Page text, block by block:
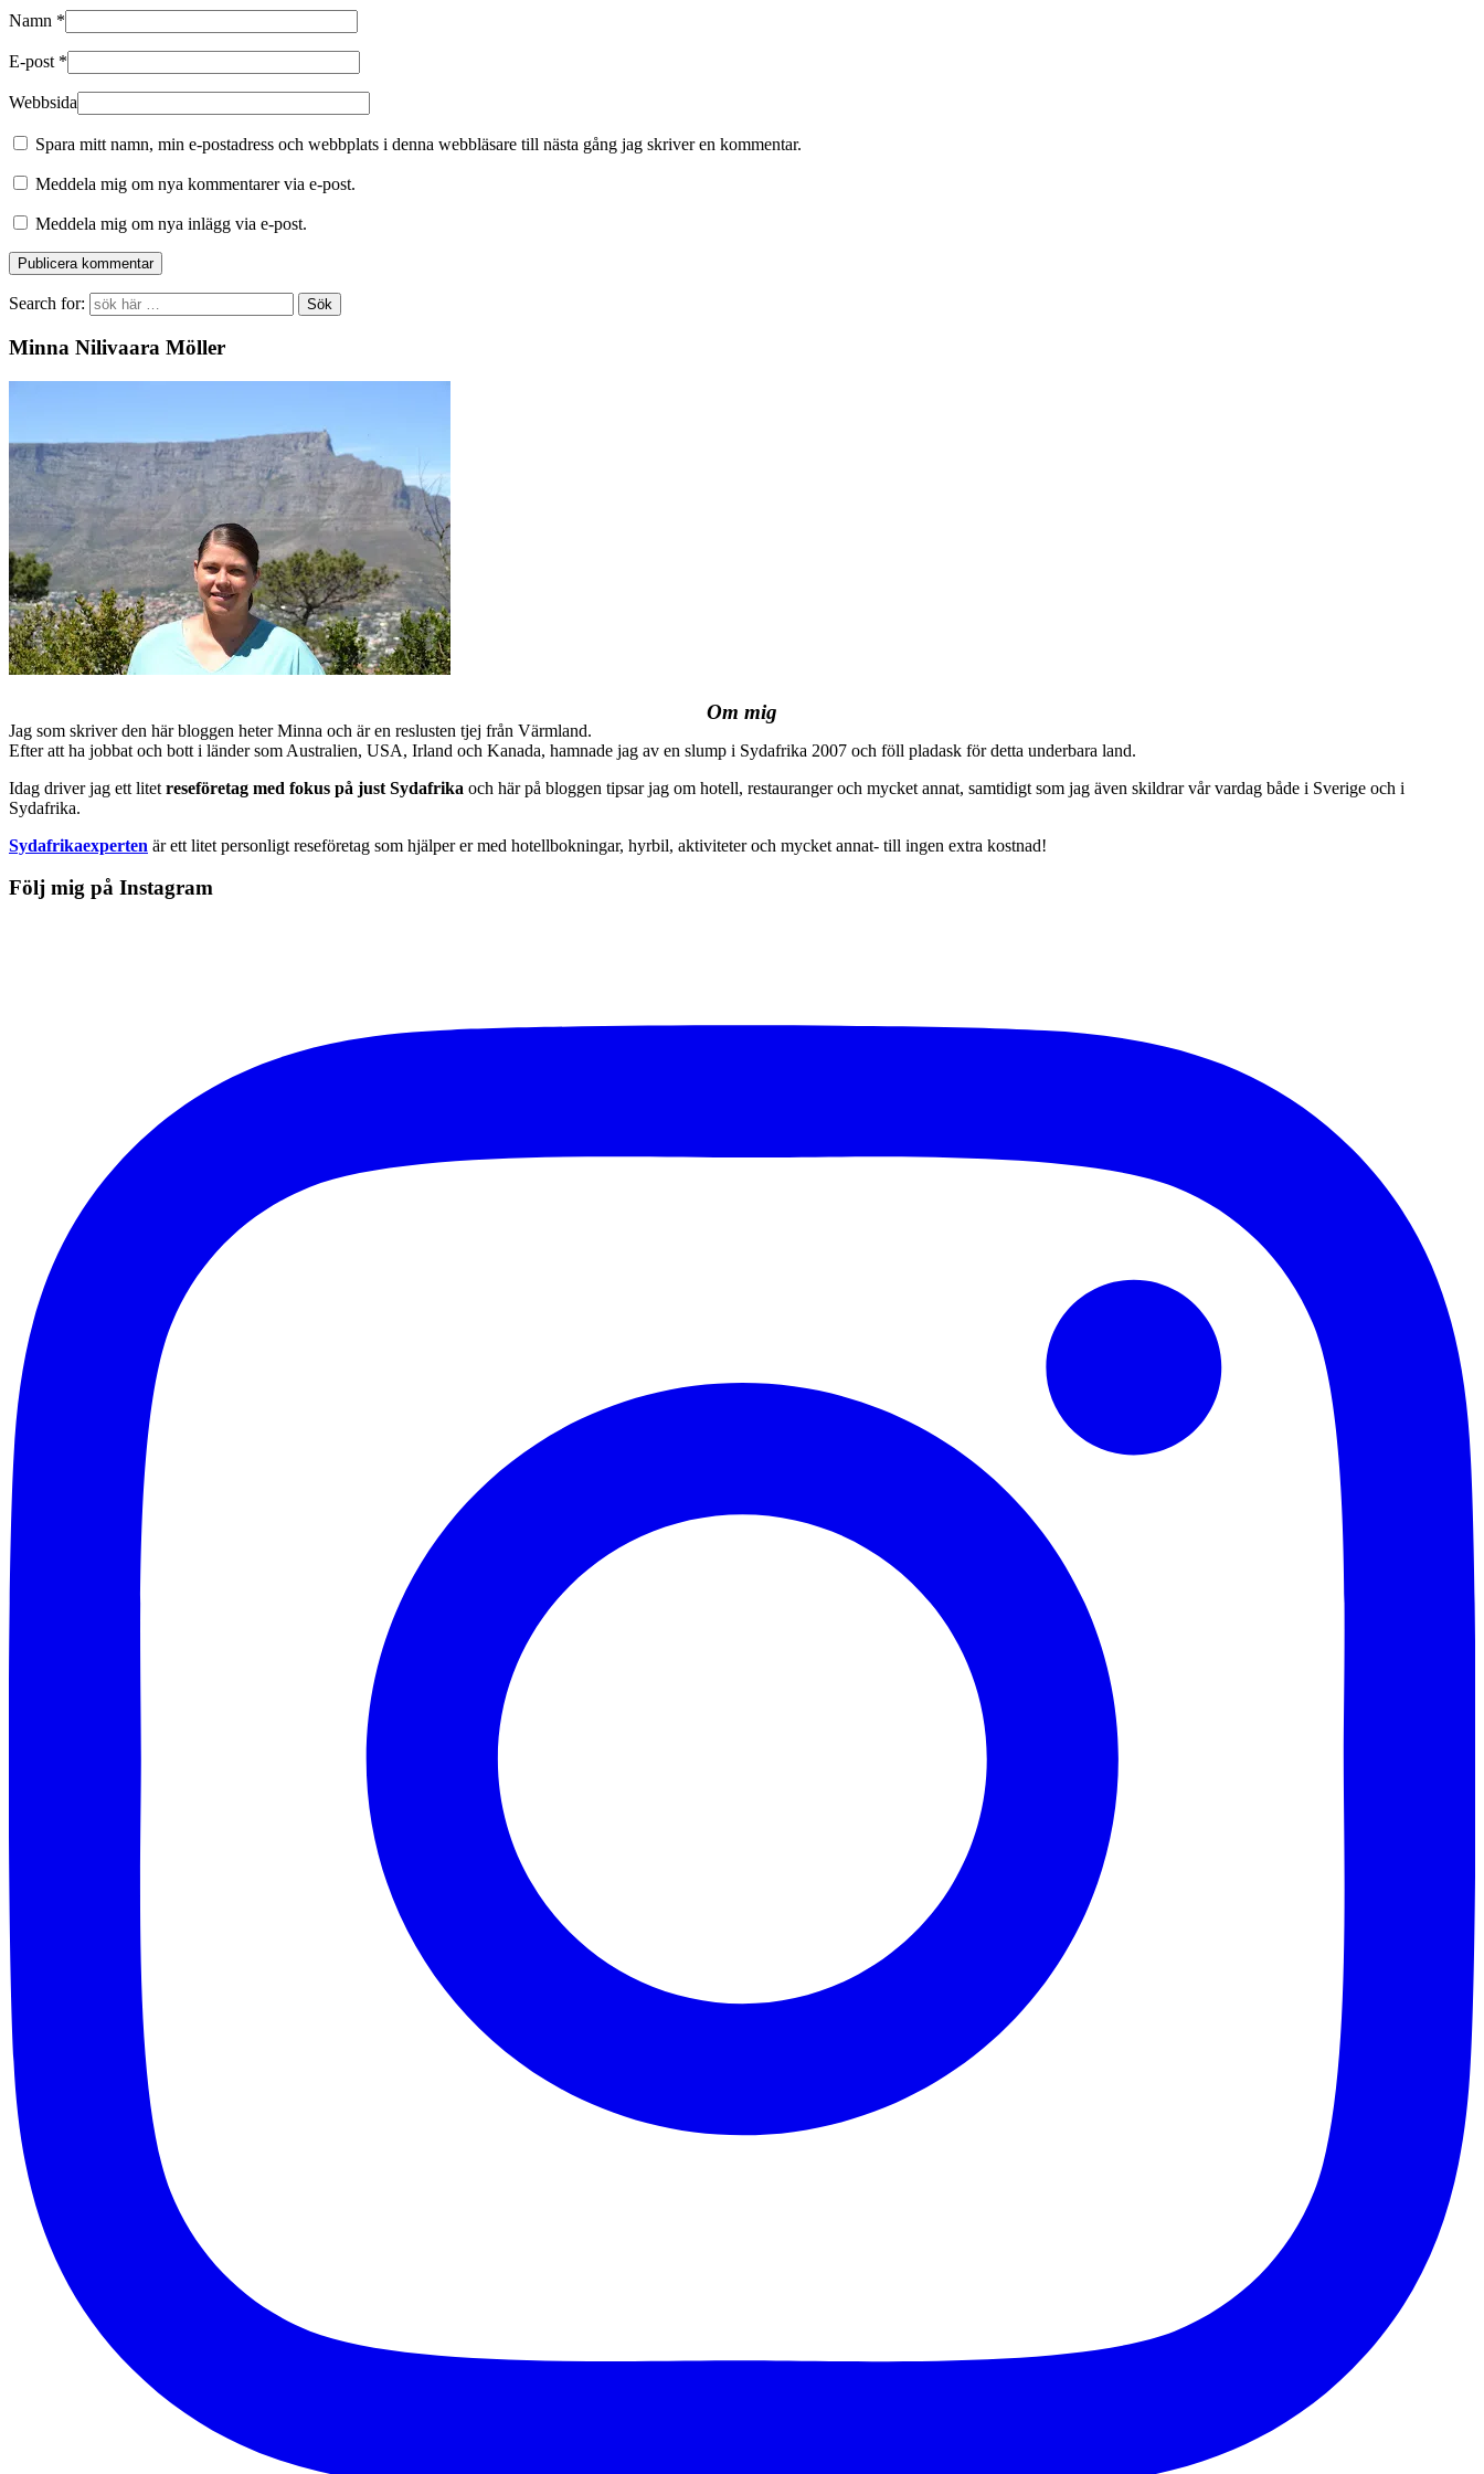
Namn *
E-post *
Webbsida
Spara mitt namn, min e-postadress och webbplats i denna webbläsare till nästa gång jag skriver en kommentar.
Meddela mig om nya kommentarer via e-post.
Meddela mig om nya inlägg via e-post.
Search for:
Minna Nilivaara Möller
Om mig
Jag som skriver den här bloggen heter Minna och är en reslusten tjej från Värmland.
Efter att ha jobbat och bott i länder som Australien, USA, Irland och Kanada, hamnade jag av en slump i Sydafrika 2007 och föll pladask för detta underbara land.
Idag driver jag ett litet reseföretag med fokus på just Sydafrika och här på bloggen tipsar jag om hotell, restauranger och mycket annat, samtidigt som jag även skildrar vår vardag både i Sverige och i
Sydafrika.
Sydafrikaexperten är ett litet personligt reseföretag som hjälper er med hotellbokningar, hyrbil, aktiviteter och mycket annat- till ingen extra kostnad!
Följ mig på Instagram